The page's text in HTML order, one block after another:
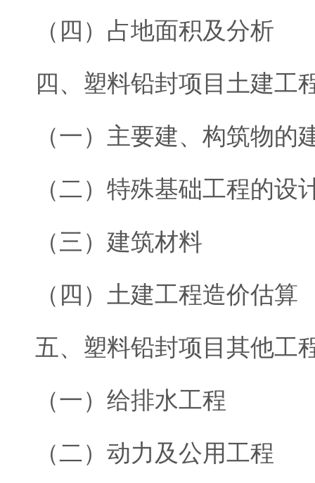
（四）占地面积及分析
四、塑料铅封项目土建工
（一）主要建、构筑物的
（二）特殊基础工程的设
（三）建筑材料
（四）土建工程造价估算
五、塑料铅封项目其他工
（一）给排水工程
（二）动力及公用工程